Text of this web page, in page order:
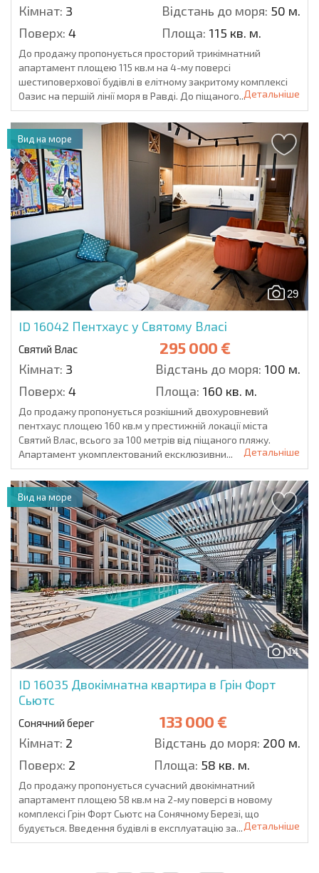
Кімнат: 3 Відстань до моря: 50 м.
Поверх: 4 Площа: 115 кв. м.
До продажу пропонується просторий трикімнатний
апартамент площею 115 кв.м на 4-му поверсі
шестиповерхової будівлі в елітному закритому комплексі
Оазис на першій лінії моря в Равді. До піщаного...Детальніше
29
ID 16042 Пентхаус у Святому Власі
Святий Влас 295 000 €
Кімнат: 3 Відстань до моря: 100 м.
Поверх: 4 Площа: 160 кв. м.
Вид на море
До продажу пропонується розкішний двохуровневий
пентхаус площею 160 кв.м у престижній локації міста
Святий Влас, всього за 100 метрів від піщаного пляжу.
Апартамент укомплектований ексклюзивни...
Детальніше
14
ID 16035 Двокімнатна квартира в Грін Форт
Сьютс
Сонячний берег 133 000 €
Кімнат: 2 Відстань до моря: 200 м.
Поверх: 2 Площа: 58 кв. м.
Вид на море
До продажу пропонується сучасний двокімнатний
апартамент площею 58 кв.м на 2-му поверсі в новому
комплексі Грін Форт Сьютс на Сонячному Березі, що
будується. Введення будівлі в експлуатацію за...Детальніше